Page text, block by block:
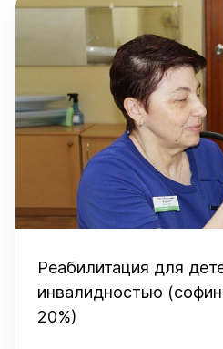
Реабилитация для
инвалидностью
20%)